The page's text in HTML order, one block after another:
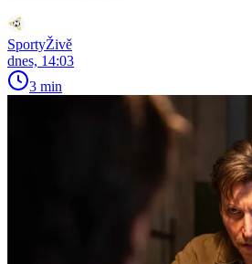
SportyŽivě
dnes, 14:03
3 min